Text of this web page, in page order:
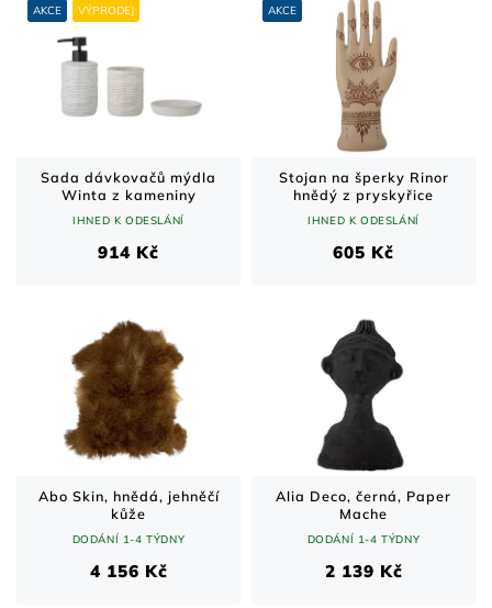
AKCE VÝPRODEJ
Sada dávkovačů mýdla
Winta z kameniny
IHNED K ODESLÁNÍ
914 Kč
AKCE
Stojan na šperky Rinor
hnědý z pryskyřice
IHNED K ODESLÁNÍ
605 Kč
Abo Skin, hnědá, jehněčí
kůže
DODÁNÍ 1-4 TÝDNY
4 156 Kč
Alia Deco, černá, Paper
Mache
DODÁNÍ 1-4 TÝDNY
2 139 Kč